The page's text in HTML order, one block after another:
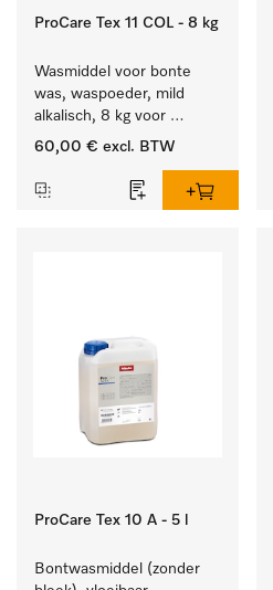
ProCare Tex 11 COL - 8 kg
Wasmiddel voor bonte
was, waspoeder, mild
alkalisch, 8 kg voor
behoud van kleur en
was.
60,00 € excl. BTW
ProCare Tex 10 A - 5 l
Bontwasmiddel (zonder